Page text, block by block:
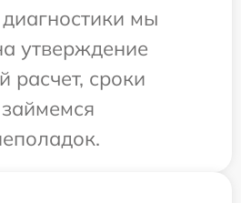
мы
утверждение
расчет, сроки